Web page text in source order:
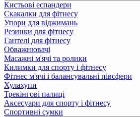
Кистьові еспандери
Скакалки для фітнесу
Упори для віджимань
Резинки для фітнесу
Гантелі для фітнесу
Обважнювачі
Масажні м'ячі та ролики
Килимки для спорту і фітнесу
Фітнес м'ячі і балансувальні півсфери
Хулахупи
Трекінгові палиці
Аксесуари для спорту і фітнесу
Спортивні сумки